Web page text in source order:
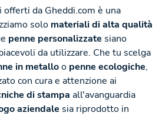
da Gheddi.com è una
solo materiali di alta qualità
penne personalizzate siano
da utilizzare. Che tu scelga
in metalloo penne ecologiche,
con cura e attenzione ai
di stampa all'avanguardia
aziendale sia riprodotto in